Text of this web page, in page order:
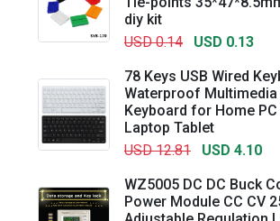
diy kit
USD 0.14
USD 0.13
78 Keys USB Wired
Waterproof
Keyboard for Home
Laptop Tablet
USD 12.81
USD 4.10
WZ5005 DC DC Buck
Power Module CC CV